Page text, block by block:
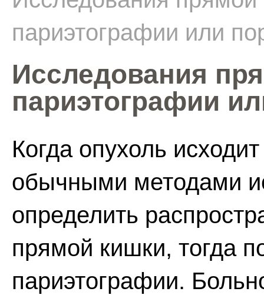
париэтографии или
Исследования
париэтографии
Когда опухоль
обычными методами
определить
прямой кишки, тогда
париэтографии.